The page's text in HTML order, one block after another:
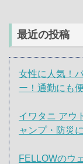
最近の投稿
女性に人気！
ー！通勤にも
イワタニ アウ
ャンプ・防災
FELLOWのウ